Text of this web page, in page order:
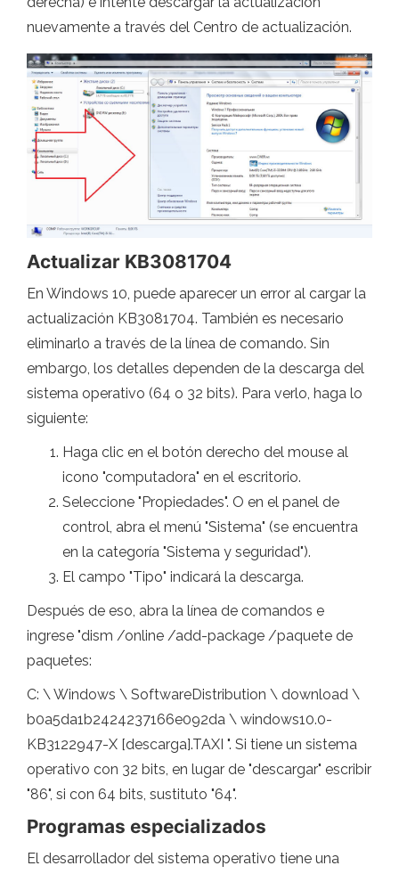
nuevamente a través del Centro de actualización.
Actualizar KB3081704
En Windows 10, puede aparecer un error al cargar la
actualización KB3081704. También es necesario
eliminarlo a través de la línea de comando. Sin
embargo, los detalles dependen de la descarga del
sistema operativo (64 o 32 bits). Para verlo, haga lo
siguiente:
Haga clic en el botón derecho del mouse al
icono "computadora" en el escritorio.
Seleccione "Propiedades". O en el panel de
control, abra el menú "Sistema" (se encuentra
en la categoría "Sistema y seguridad").
El campo "Tipo" indicará la descarga.
Después de eso, abra la línea de comandos e
ingrese "dism /online /add-package /paquete de
paquetes:
C: \ Windows \ SoftwareDistribution \ download \
b0a5da1b2424237166e092da \ windows10.0-
KB3122947-X [descarga].TAXI ". Si tiene un sistema
operativo con 32 bits, en lugar de "descargar" escribir
"86", si con 64 bits, sustituto "64".
Programas especializados
El desarrollador del sistema operativo tiene una